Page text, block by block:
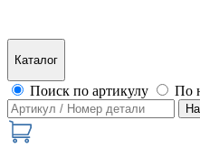
Каталог
Поиск по артикулу По